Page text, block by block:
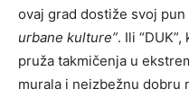
ovaj grad dostiže svoj
urbane kulture”. Ili
pruža takmičenja u
murala i neizbežnu dobru